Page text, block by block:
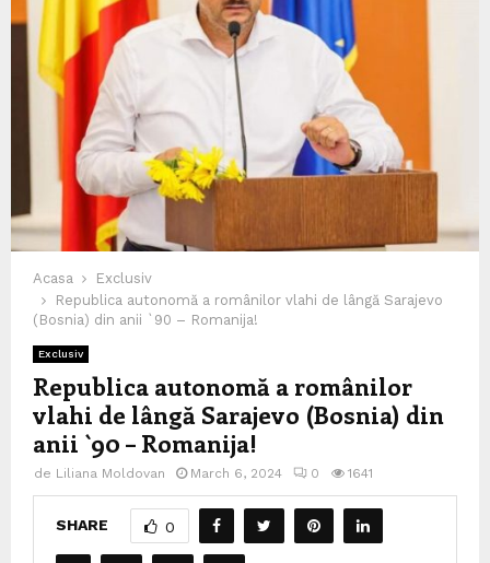
Acasa
Exclusiv
Republica autonomă a românilor vlahi de lângă Sarajevo
(Bosnia) din anii `90 – Romanija!
Exclusiv
Republica autonomă a românilor
vlahi de lângă Sarajevo (Bosnia) din
anii `90 – Romanija!
de Liliana Moldovan March 6, 2024 0 1641
SHARE 0